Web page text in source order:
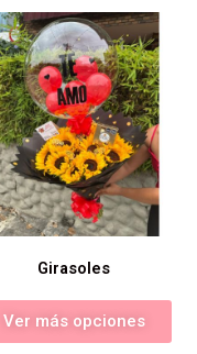
Girasoles
Ver más opciones